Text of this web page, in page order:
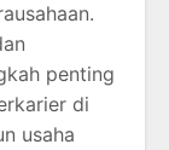
penting
di
usaha